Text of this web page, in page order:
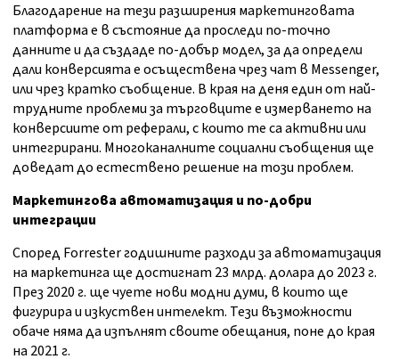
Благодарение на тези разширения маркетинговата
платформа е в състояние да проследи по-точно
данните и да създаде по-добър модел, за да определи
дали конверсията е осъществена чрез чат в Messenger,
или чрез кратко съобщение. В края на деня един от най-
трудните проблеми за търговците е измерването на
конверсиите от реферали, с които те са активни или
интегрирани. Многоканалните социални съобщения ще
доведат до естествено решение на този проблем.
Маркетингова автоматизация и по-добри
интеграции
Според Forrester годишните разходи за автоматизация
на маркетинга ще достигнат 23 млрд. долара до 2023 г.
През 2020 г. ще чуете нови модни думи, в които ще
фигурира и изкуствен интелект. Тези възможности
обаче няма да изпълнят своите обещания, поне до края
на 2021 г.